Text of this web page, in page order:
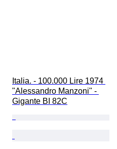
Italia. - 100.000 Lire 1974
"Alessandro Manzoni" -
Gigante BI 82C